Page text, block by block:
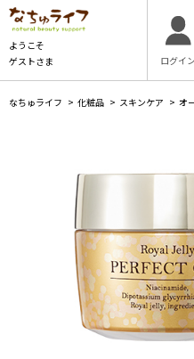
ようこそ
ゲストさま
ログイン
なちゅライフ > 化粧品 > スキンケア > オ